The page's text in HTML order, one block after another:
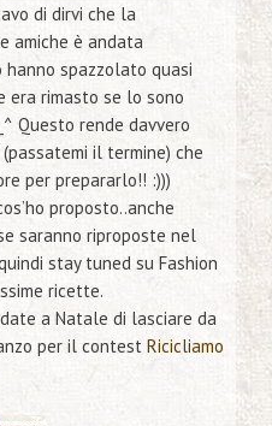
di dirvi che la
amiche è andata
hanno spazzolato quasi
rimasto se lo sono
Questo rende davvero
(passatemi il termine) che
per prepararlo!! :)))
proposto..anche
saranno riproposte nel
stay tuned su Fashion
ricette.
a Natale di lasciare da
per il contest Ricicliamo